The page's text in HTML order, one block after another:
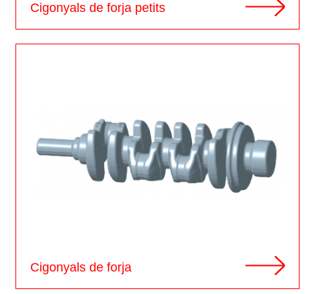
Cigonyals de forja petits
Cigonyals de forja